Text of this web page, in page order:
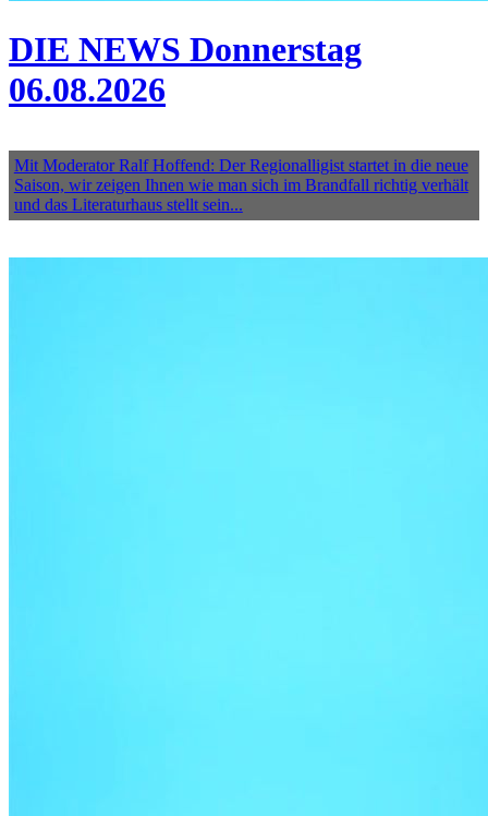
DIE NEWS Donnerstag
06.08.2026
Mit Moderator Ralf Hoffend: Der Regionalligist startet in die neue
Saison, wir zeigen Ihnen wie man sich im Brandfall richtig verhält
und das Literaturhaus stellt sein...